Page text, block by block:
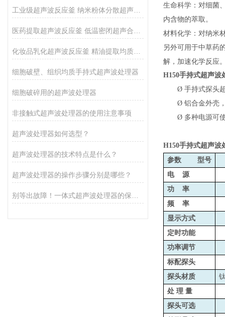
细胞破壁、组织均质手持式超声波处理器
细胞破碎用的超声波处理器
非接触式超声波处理器的使用注意事项
超声波处理器如何选型？
超声波处理器的技术特点是什么？
超声波处理器的操作步骤分别是哪些？
生命科学：对细菌
内含物的萃取。
材料化学：对纳米
另外可用于中草药
解，加速化学反应
H150手持式超声波
Ø 手持式探头
Ø 铝合金外壳
Ø 多种电源可
H150手持式超声波
参数 型号
电 源
功 率
频 率
显示方式
定时功能
功率调节
标配探头
探头材质
处 理 量
探头可选